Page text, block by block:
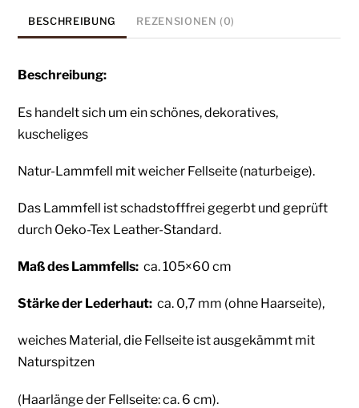
echtes
Natur-
Menge
BESCHREIBUNG REZENSIONEN (0)
Beschreibung:
Es handelt sich um ein schönes, dekoratives,
kuscheliges
Natur-Lammfell mit weicher Fellseite (naturbeige).
Das Lammfell ist schadstofffrei gegerbt und geprüft
durch Oeko-Tex Leather-Standard.
Maß des Lammfells: ca. 105×60 cm
Stärke der Lederhaut: ca. 0,7 mm (ohne Haarseite),
weiches Material, die Fellseite ist ausgekämmt mit
Naturspitzen
(Haarlänge der Fellseite: ca. 6 cm).